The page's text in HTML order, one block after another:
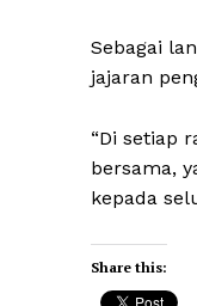
Sebagai
jajaran
“Di setiap
bersama,
kepada
Share this: